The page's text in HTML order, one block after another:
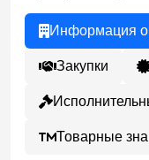
Информация о
Закупки
Товарные